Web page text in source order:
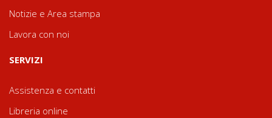
Notizie e Area stampa
Lavora con noi
SERVIZI
Assistenza e contatti
Libreria online